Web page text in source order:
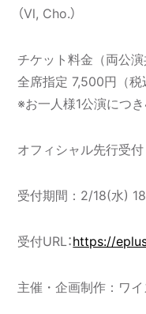
（Vl, Cho.）
チケット料金（両公演
全席指定 7,500円（税
※お一人様1公演につ
オフィシャル先行受付
受付期間：2/18(⽔)
受付URL：https://
主催・企画制作：ワ